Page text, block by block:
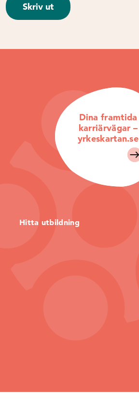
Skriv ut
Dina framtida
karriärvägar –
yrkeskartan.se
Hitta utbildning